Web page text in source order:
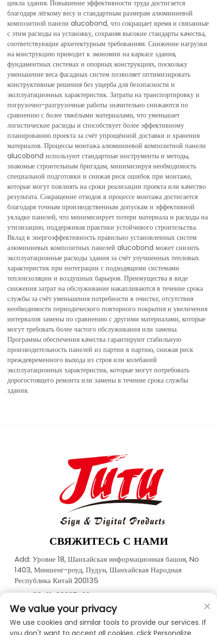
цикла здания. Повышение эффективности труда достигается
благодаря лёгкому весу и стандартным размерам алюминиевой
композитной панели alucobond, что сокращает время и связанные
с этим расходы на установку, сохраняя высокие стандарты качества,
соответствующие архитектурным требованиям. Снижение нагрузки
на конструкцию приводит к экономии на каркасе здания,
фундаментных системах и опорных конструкциях, поскольку
уменьшение веса фасадных систем позволяет оптимизировать
конструктивные решения без ущерба для безопасности и
эксплуатационных характеристик. Затраты на транспортировку и
погрузочно-разгрузочные работы значительно снижаются по
сравнению с более тяжёлыми материалами, что уменьшает
логистические расходы и способствует более эффективному
планированию проекта за счёт упрощённой доставки и хранения
материалов. Процессы монтажа алюминиевой композитной панели
alucobond используют стандартные инструменты и методы,
знакомые строительным бригадам, минимизируя необходимость
специальной подготовки и снижая риск ошибок при монтаже,
которые могут повлиять на сроки реализации проекта или качество
результата. Сокращение отходов в процессе монтажа достигается
благодаря точным производственным допускам и эффективной
укладке панелей, что минимизирует потери материала и расходы на
утилизацию, поддерживая практики устойчивого строительства.
Вклад в энергоэффективность правильно установленных систем
алюминиевых композитных панелей alucobond может снизить
эксплуатационные расходы здания за счёт улучшенных тепловых
характеристик при интеграции с подходящими системами
теплоизоляции и воздушных барьеров. Преимущества в виде
снижения затрат на обслуживание накапливаются в течение срока
службы за счёт уменьшения потребности в очистке, отсутствия
необходимости периодического повторного покрытия и увеличения
интервалов замены по сравнению с другими материалами, которые
могут требовать более частого обслуживания или замены.
Программы обеспечения качества гарантируют стабильную
производительность панелей из партии в партию, снижая риск
преждевременного выхода из строя или колебаний
эксплуатационных характеристик, которые могут потребовать
дорогостоящего ремонта или замены в течение срока службы
здания.
СВЯЖИТЕСЬ С НАМИ
Add: Уровне 18, Шанхайская информационная башня, No
1403, Миншенг-роуд, Пудун, Шанхайская Народная
Республика Китай 200135
Тел.:+86-21-33927426
Эл. почта:[email protected]
We value your privacy
We use cookies and similar tools to provide our services. If
you don't want to accept all cookies, click Personalize